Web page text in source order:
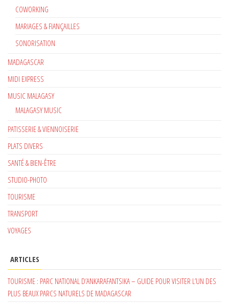
COWORKING
MARIAGES & FIANÇAILLES
SONORISATION
MADAGASCAR
MIDI EXPRESS
MUSIC MALAGASY
MALAGASY MUSIC
PATISSERIE & VIENNOISERIE
PLATS DIVERS
SANTÉ & BIEN-ÊTRE
STUDIO-PHOTO
TOURISME
TRANSPORT
VOYAGES
ARTICLES
TOURISME : PARC NATIONAL D’ANKARAFANTSIKA – GUIDE POUR VISITER L’UN DES
PLUS BEAUX PARCS NATURELS DE MADAGASCAR